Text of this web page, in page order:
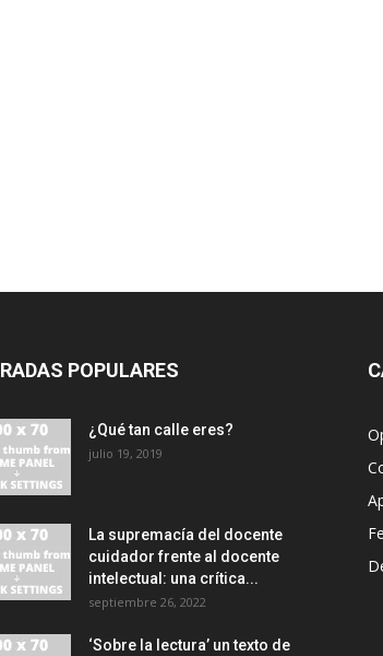
POPULARES
¿Qué tan calle eres?
julio 19, 2019
La supremacía del docente
cuidador frente al docente
intelectual: una crítica...
septiembre 26, 2022
‘Sobre la lectura’ un texto de